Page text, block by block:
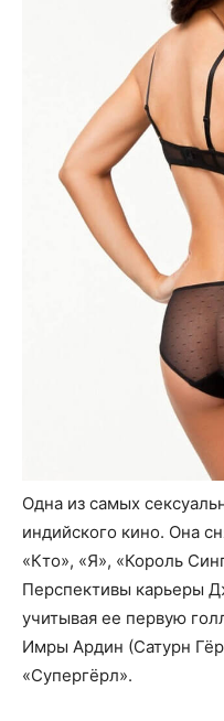
Одна из самых
индийского кино. Она
«Кто», «Я», «Король
Перспективы карьеры
учитывая ее первую
Имры Ардин (Сатурн
«Супергёрл».